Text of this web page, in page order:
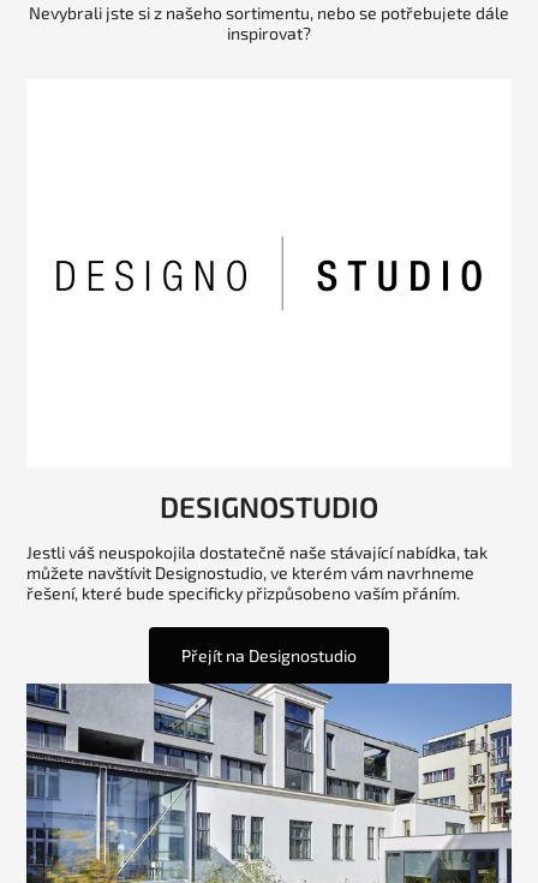
Nevybrali jste si z našeho sortimentu, nebo se potřebujete dále
inspirovat?
DESIGNOSTUDIO
Jestli váš neuspokojila dostatečně naše stávající nabídka, tak
můžete navštívit Designostudio, ve kterém vám navrhneme
řešení, které bude specificky přizpůsobeno vaším přáním.
Přejít na Designostudio